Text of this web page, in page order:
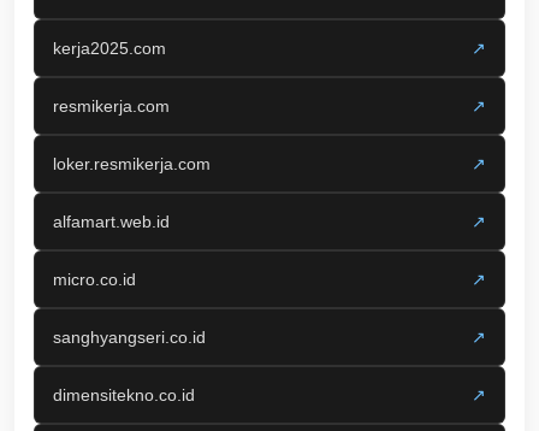
kerja2025.com ↗
resmikerja.com ↗
loker.resmikerja.com ↗
alfamart.web.id ↗
micro.co.id ↗
sanghyangseri.co.id ↗
dimensitekno.co.id ↗